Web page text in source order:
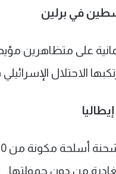
في برلين
على متظاهرين
الاحتلال
من دون حمولتها.